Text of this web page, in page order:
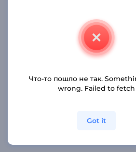
Интро "Неоновое сияние"
Что-то пошло не так.
wrong. Failed to fetch
Got it